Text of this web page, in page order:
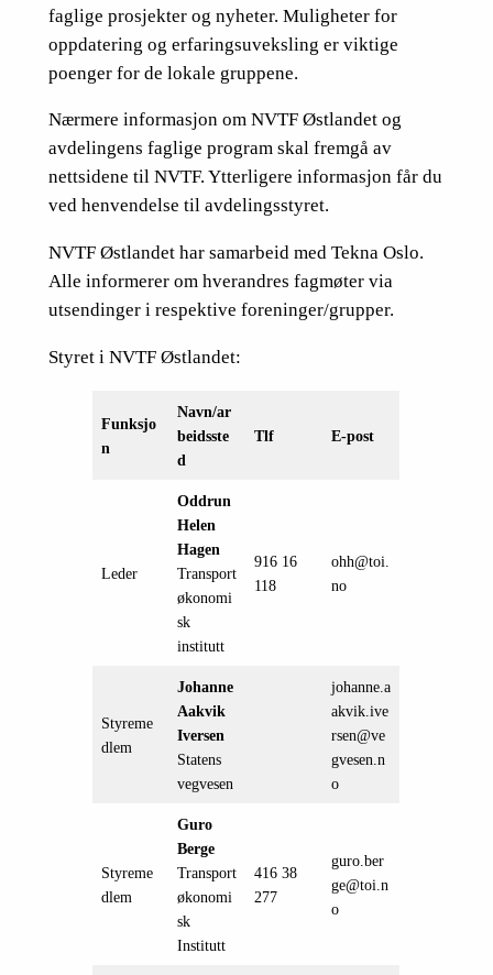
faglige prosjekter og nyheter. Muligheter for
oppdatering og erfaringsuveksling er viktige
poenger for de lokale gruppene.
Nærmere informasjon om NVTF Østlandet og
avdelingens faglige program skal fremgå av
nettsidene til NVTF. Ytterligere informasjon får du
ved henvendelse til avdelingsstyret.
NVTF Østlandet har samarbeid med Tekna Oslo.
Alle informerer om hverandres fagmøter via
utsendinger i respektive foreninger/grupper.
Styret i NVTF Østlandet:
Funksjo
n
Navn/ar
beidsste
d
Tlf E-post
Leder
Oddrun
Helen
Hagen
Transport
økonomi
sk
institutt
916 16
118
ohh@toi.
no
Styreme
dlem
Johanne
Aakvik
Iversen
Statens
vegvesen
johanne.a
akvik.ive
rsen@ve
gvesen.n
o
Styreme
dlem
Guro
Berge
Transport
økonomi
sk
Institutt
416 38
277
guro.ber
ge@toi.n
o